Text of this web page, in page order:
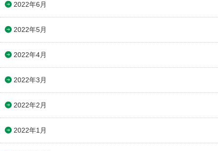
2022年6月
2022年5月
2022年4月
2022年3月
2022年2月
2022年1月